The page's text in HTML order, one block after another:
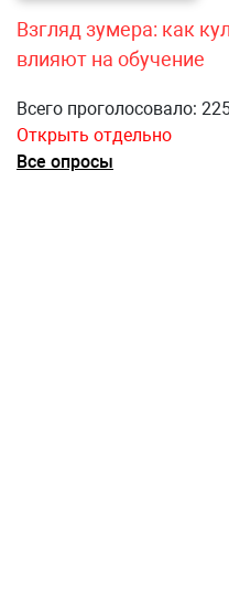
Взгляд зумера: как
влияют на обучение
Всего проголосовало:
Открыть отдельно
Все опросы